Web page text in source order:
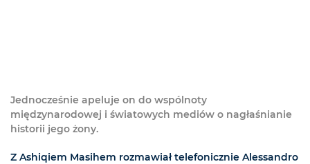
Jednocześnie apeluje on do wspólnoty
międzynarodowej i światowych mediów o nagłaśnianie
historii jego żony.
Z Ashiqiem Masihem rozmawiał telefonicznie Alessandro